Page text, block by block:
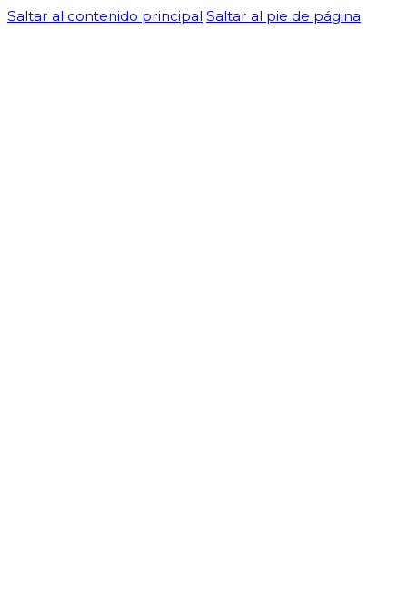
Saltar al contenido principal Saltar al pie de página